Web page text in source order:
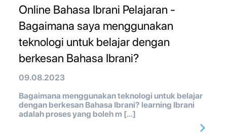
Online Bahasa Ibrani Pelajaran -
Bagaimana saya menggunakan
teknologi untuk belajar dengan
berkesan Bahasa Ibrani?
09.08.2023
Bagaimana menggunakan teknologi untuk belajar
dengan berkesan Bahasa Ibrani? learning Ibrani
adalah proses yang boleh m […]